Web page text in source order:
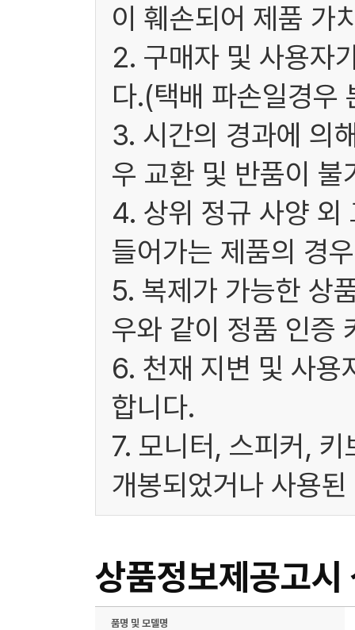
이 훼손되어 제품 가
2. 구매자 및 사용자
다.(택배 파손일경우
3. 시간의 경과에 의
우 교환 및 반품이 불
4. 상위 정규 사양 외
들어가는 제품의 경
5. 복제가 가능한 상
우와 같이 정품 인증
6. 천재 지변 및 사용
합니다.
7. 모니터, 스피커,
개봉되었거나 사용
상품정보제공고시
품명 및 모델명